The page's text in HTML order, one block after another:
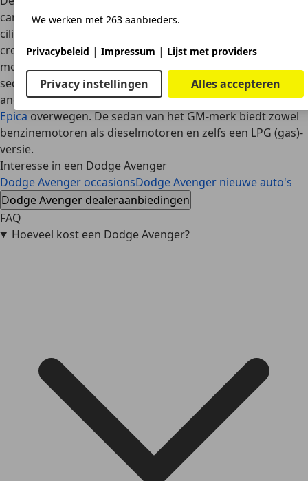
carrosserie, maar deelt enkele van de motoren en
cilinderinhoud. De Calliber lijkt echter meer op een SUV of
crossover. Ook de Chrysler Sebringberust op dezelfde
motoren en prestaties als de Avenger, maar is naast een
sedanversie ook verkrijgbaar als cabriolet. Als u een
andere fabrikant en motor zoekt, kunt u ook deChevrolet
Epica overwegen. De sedan van het GM-merk biedt zowel
benzinemotoren als dieselmotoren en zelfs een LPG (gas)-
versie.
Interesse in een Dodge Avenger
Dodge Avenger occasionsDodge Avenger nieuwe auto's
Dodge Avenger dealeraanbiedingen
FAQ
Hoeveel kost een Dodge Avenger?
We werken met 263 aanbieders.
Privacybeleid | Impressum | Lijst met providers
Privacy instellingen Alles accepteren